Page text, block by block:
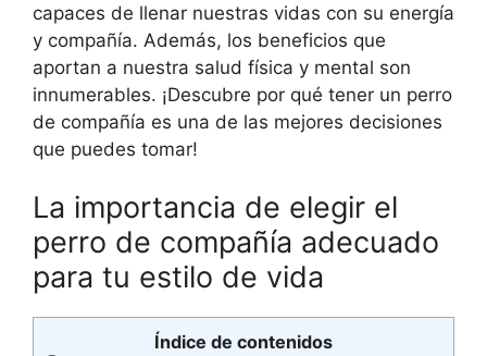
capaces de llenar nuestras vidas con su energía
y compañía. Además, los beneficios que
aportan a nuestra salud física y mental son
innumerables. ¡Descubre por qué tener un perro
de compañía es una de las mejores decisiones
que puedes tomar!
La importancia de elegir el
perro de compañía adecuado
para tu estilo de vida
Índice de contenidos